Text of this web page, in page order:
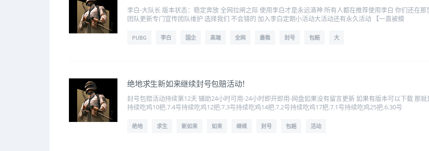
李白-大队长 版本状态：稳定奔放 全网拉闸之际 使用李白才是永远滴神 所有人都在推荐使用李白 你们还在那
团队更新专门宣传团队维护 选择我们 不会错的 加入李白定期小活动大活动还有永久活动 【一直被模
PUBG 李白 国企 高端 全网 最稳 封号 包赔 大
绝地求生新如来继续封号包赔活动！
封号包赔活动持续第12天 辅助24小时可用-24小时即开即用-网盘如果没有留言更新 如果有版本可以下载 那
持续吃鸡10把.7.4号持续吃鸡12把.7.3号持续吃鸡14把.7.2号持续吃鸡17把.7.1号持续吃鸡25把.6.30号
绝地 求生 新如来 如来 继续 封号 包赔 活动